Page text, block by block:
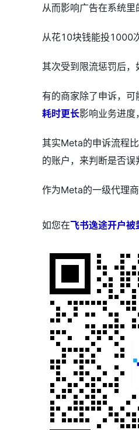
从而影响广告在系统
从花10块钱能投1000
其次受到限流惩罚后，
有的商家除了申诉，可
耗时更长影响业务进
其实Meta的申诉流程
的账户，来判断是否误
作为Meta的一级代理
如您在飞书逸途开户被